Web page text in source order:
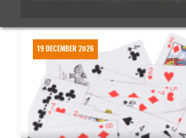
19 DECEMBER 2026